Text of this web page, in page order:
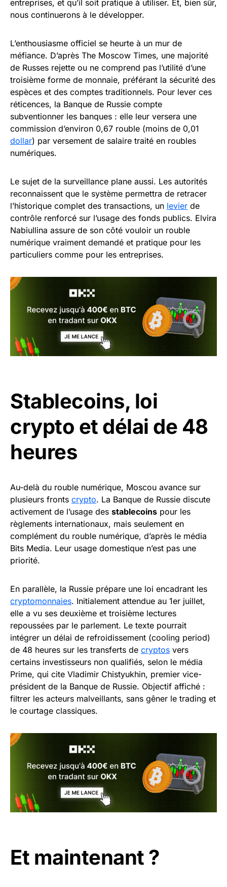
entreprises, et qu’il soit pratique à utiliser. Et, bien sûr,
nous continuerons à le développer.
L’enthousiasme officiel se heurte à un mur de
méfiance. D’après The Moscow Times, une majorité
de Russes rejette ou ne comprend pas l’utilité d’une
troisième forme de monnaie, préférant la sécurité des
espèces et des comptes traditionnels. Pour lever ces
réticences, la Banque de Russie compte
subventionner les banques : elle leur versera une
commission d’environ 0,67 rouble (moins de 0,01
dollar) par versement de salaire traité en roubles
numériques.
Le sujet de la surveillance plane aussi. Les autorités
reconnaissent que le système permettra de retracer
l’historique complet des transactions, un levier de
contrôle renforcé sur l’usage des fonds publics. Elvira
Nabiullina assure de son côté vouloir un rouble
numérique vraiment demandé et pratique pour les
particuliers comme pour les entreprises.
Stablecoins, loi
crypto et délai de 48
heures
Au-delà du rouble numérique, Moscou avance sur
plusieurs fronts crypto. La Banque de Russie discute
activement de l’usage des stablecoins pour les
règlements internationaux, mais seulement en
complément du rouble numérique, d’après le média
Bits Media. Leur usage domestique n’est pas une
priorité.
En parallèle, la Russie prépare une loi encadrant les
cryptomonnaies. Initialement attendue au 1er juillet,
elle a vu ses deuxième et troisième lectures
repoussées par le parlement. Le texte pourrait
intégrer un délai de refroidissement (cooling period)
de 48 heures sur les transferts de cryptos vers
certains investisseurs non qualifiés, selon le média
Prime, qui cite Vladimir Chistyukhin, premier vice-
président de la Banque de Russie. Objectif affiché :
filtrer les acteurs malveillants, sans gêner le trading et
le courtage classiques.
Et maintenant ?